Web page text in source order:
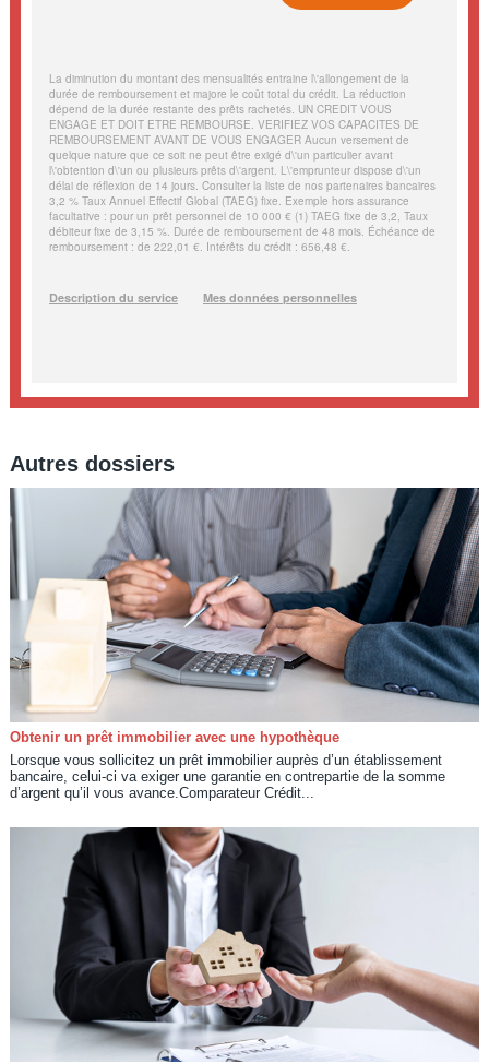
Autres dossiers
Obtenir un prêt immobilier avec une hypothèque
Lorsque vous sollicitez un prêt immobilier auprès d’un établissement
bancaire, celui-ci va exiger une garantie en contrepartie de la somme
d’argent qu’il vous avance.Comparateur Crédit...